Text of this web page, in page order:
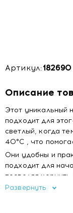
Артикул:182690
Описание
Этот уникальный
подходит для
светлый, когда
40°C , что
Они удобны и
подходит для
позволяя
подходит для
Развернуть